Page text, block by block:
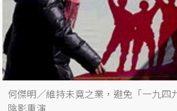
何傑明／維持未竟之業，避免「一九四
陰影重演